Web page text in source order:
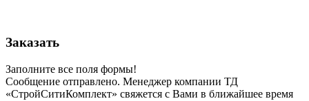
Заказать
Заполните все поля формы!
Сообщение отправлено. Менеджер компании ТД
«СтройСитиКомплект» свяжется с Вами в ближайшее время